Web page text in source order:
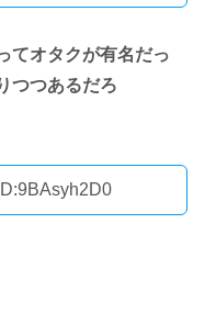
てオタクが有名だっ
つつあるだろ
ID:9BAsyh2D0